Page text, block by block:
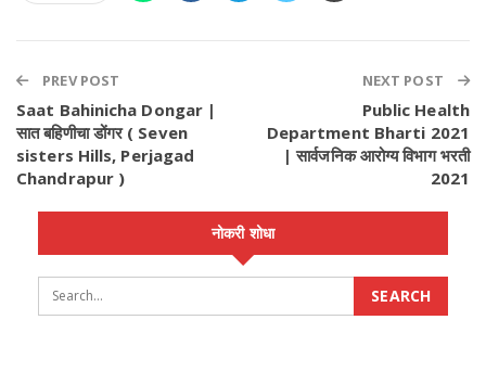
PREV POST
Saat Bahinicha Dongar |
सात बहिणीचा डोंगर ( Seven
sisters Hills, Perjagad
Chandrapur )
NEXT POST
Public Health
Department Bharti 2021
| सार्वजनिक आरोग्य विभाग भरती
2021
नोकरी शोधा